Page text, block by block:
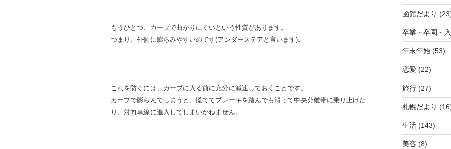
もうひとつ、カーブで曲がりにくいという性質があります。
つまり、外側に膨らみやすいのです(アンダーステアと言います)。
これを防ぐには、カーブに入る前に充分に減速しておくことです。
カーブで膨らんでしまうと、慌ててブレーキを踏んでも滑って中央分離帯に乗り上げた
り、対向車線に進入してしまいかねません。
函館だより
卒業・卒園・
年末年始(53)
恋愛 (22)
旅行(27)
札幌だより
生活(143)
美容 (8)